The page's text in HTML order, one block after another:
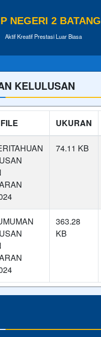
NEGERI 2 BATANG
Aktif Kreatif Prestasi Luar Biasa
KELULUSAN
UKURAN
74.11 KB
363.28
KB